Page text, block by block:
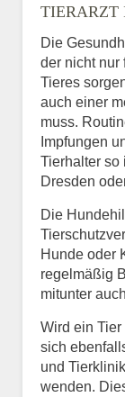
TIERARZT
Die
der nicht nur
Tieres
auch einer
muss.
Impfungen
Tierhalter so
Dresden
Die
Hunde oder
regelmäßig
mitunter
Wird ein
sich
und
wenden.